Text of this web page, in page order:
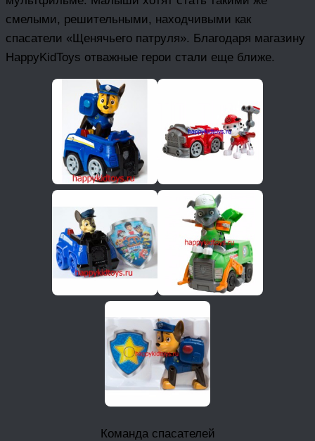
смелыми, решительными, находчивыми как
спасатели «Щенячьего патруля». Благодаря магазину
HappyKidToys отважные герои стали еще ближе.
Команда спасателей